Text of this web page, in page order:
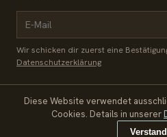
Wir schicken dir zuerst eine
Datenschutzerklärung
© 2026 Zeichenfabrik
Diese Website verwendet
Cookies. Details in unserer